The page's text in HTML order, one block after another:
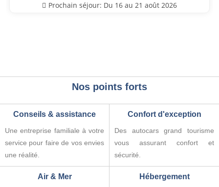
Prochain séjour: Du 16 au 21 août 2026
Nos points forts
Conseils & assistance
Une entreprise familiale à votre
service pour faire de vos envies
une réalité.
Confort d'exception
Des autocars grand tourisme
vous assurant confort et
sécurité.
Air & Mer Hébergement